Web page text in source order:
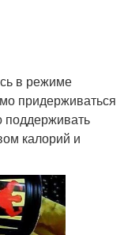
в режиме
придерживаться
поддерживать
калорий и